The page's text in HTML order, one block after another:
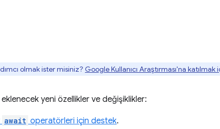
olmak ister misiniz? Google Kullanıcı Araştırması'na
yeni özellikler ve değişiklikler:
await operatörleri için destek.